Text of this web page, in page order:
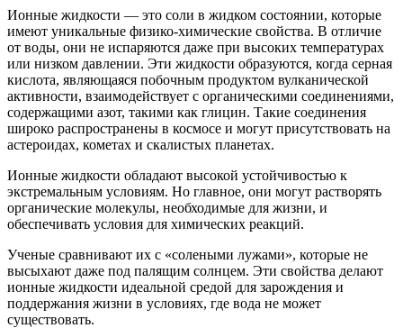
Ионные жидкости — это соли в жидком состоянии, которые
имеют уникальные физико-химические свойства. В отличие
от воды, они не испаряются даже при высоких температурах
или низком давлении. Эти жидкости образуются, когда серная
кислота, являющаяся побочным продуктом вулканической
активности, взаимодействует с органическими соединениями,
содержащими азот, такими как глицин. Такие соединения
широко распространены в космосе и могут присутствовать на
астероидах, кометах и скалистых планетах.
Ионные жидкости обладают высокой устойчивостью к
экстремальным условиям. Но главное, они могут растворять
органические молекулы, необходимые для жизни, и
обеспечивать условия для химических реакций.
Ученые сравнивают их с «солеными лужами», которые не
высыхают даже под палящим солнцем. Эти свойства делают
ионные жидкости идеальной средой для зарождения и
поддержания жизни в условиях, где вода не может
существовать.